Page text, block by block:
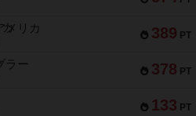
389 PT
メリカ
378 PT
ラー
133 PT